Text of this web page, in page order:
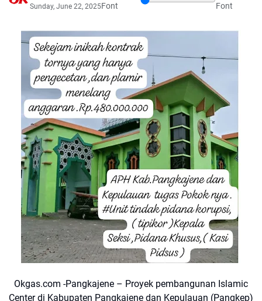
Sunday, June 22, 2025Font
Font
Okgas.com -Pangkajene – Proyek pembangunan Islamic
Center di Kabupaten Pangkajene dan Kepulauan (Pangkep)